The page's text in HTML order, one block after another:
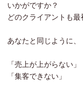
いかがですか？
どのクライアントも最
あなたと同じように、
「売上が上がらない」
「集客できない」